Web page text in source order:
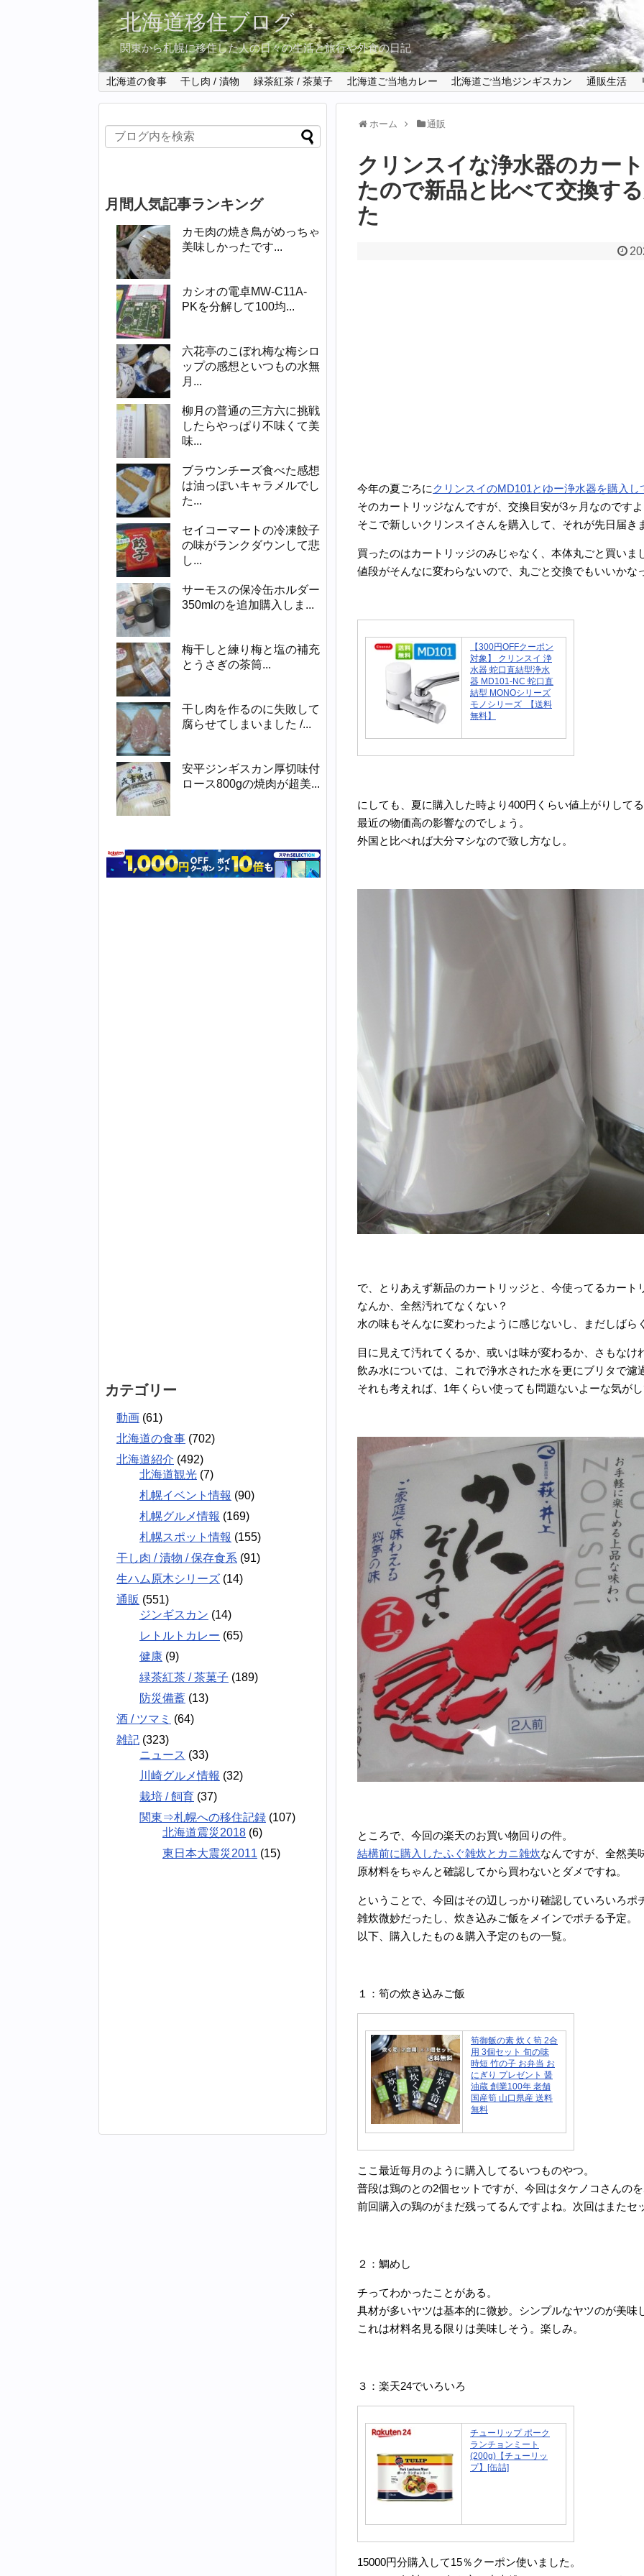
北海道移住ブログ
関東から札幌に移住した人の日々の生活と旅行や外食の日記
北海道の食事 干し肉 / 漬物 緑茶紅茶 / 茶菓子 北海道ご当地カレー 北海道ご当地ジンギスカン 通販生活
ホーム 通販
クリンスイな浄水器のカー
たので新品と比べて交換す
た
今年の夏ごろに クリンスイのMD101とゆー浄水器を購入し
そのカートリッジなんですが、交換目安が3ヶ月なのです
そこで新しいクリンスイさんを購入して、それが先日届き
買ったのはカートリッジのみじゃなく、本体丸ごと買いま
値段がそんなに変わらないので、丸ごと交換でもいいかな
【300円OFFクーポン
対象】 クリンスイ 浄
水器 蛇口直結型浄水
器 MD101-NC 蛇口直
結型 MONOシリーズ
モノシリーズ 【送料
無料】
にしても、夏に購入した時より400円くらい値上がりして
最近の物価高の影響なのでしょう。
外国と比べれば大分マシなので致し方なし。
で、とりあえず新品のカートリッジと、今使ってるカート
なんか、全然汚れてなくない？
水の味もそんなに変わったように感じないし、まだしばら
目に見えて汚れてくるか、或いは味が変わるか、さもなけ
飲み水については、これで浄水された水を更にブリタで濾
それも考えれば、1年くらい使っても問題ないよーな気が
ところで、今回の楽天のお買い物回りの件。
結構前に購入したふぐ雑炊とカニ雑炊なんですが、全然美
原材料をちゃんと確認してから買わないとダメですね。
ということで、今回はその辺しっかり確認していろいろポ
雑炊微妙だったし、炊き込みご飯をメインでポチる予定。
以下、購入したもの＆購入予定のもの一覧。
１：筍の炊き込みご飯
筍御飯の素 炊く筍 2合
用 3個セット 旬の味
時短 竹の子 お弁当 お
にぎり プレゼント 醤
油蔵 創業100年 老舗
国産筍 山口県産 送料
無料
ここ最近毎月のように購入してるいつものやつ。
普段は鶏のとの2個セットですが、今回はタケノコさんの
前回購入の鶏のがまだ残ってるんですよね。次回はまたセ
２：鯛めし
チってわかったことがある。
具材が多いヤツは基本的に微妙。シンプルなヤツのが美味
これは材料名見る限りは美味しそう。楽しみ。
３：楽天24でいろいろ
チューリップ ポーク
ランチョンミート
(200g)【チューリッ
プ】[缶詰]
15000円分購入して15％クーポン使いました。
月間人気記事ランキング
カモ肉の焼き鳥がめっちゃ
美味しかったです...
カシオの電卓MW-C11A-
PKを分解して100均...
六花亭のこぼれ梅な梅シロ
ップの感想といつもの水無
月...
柳月の普通の三方六に挑戦
したらやっぱり不味くて美
味...
ブラウンチーズ食べた感想
は油っぽいキャラメルでし
た...
セイコーマートの冷凍餃子
の味がランクダウンして悲
し...
サーモスの保冷缶ホルダー
350mlのを追加購入しま...
梅干しと練り梅と塩の補充
とうさぎの茶筒...
干し肉を作るのに失敗して
腐らせてしまいました /...
安平ジンギスカン厚切味付
ロース800gの焼肉が超美...
カテゴリー
動画 (61)
北海道の食事 (702)
北海道紹介 (492)
北海道観光 (7)
札幌イベント情報 (90)
札幌グルメ情報 (169)
札幌スポット情報 (155)
干し肉 / 漬物 / 保存食系 (91)
生ハム原木シリーズ (14)
通販 (551)
ジンギスカン (14)
レトルトカレー (65)
健康 (9)
緑茶紅茶 / 茶菓子 (189)
防災備蓄 (13)
酒 / ツマミ (64)
雑記 (323)
ニュース (33)
川崎グルメ情報 (32)
栽培 / 飼育 (37)
関東⇒札幌への移住記録 (107)
北海道震災2018 (6)
東日本大震災2011 (15)